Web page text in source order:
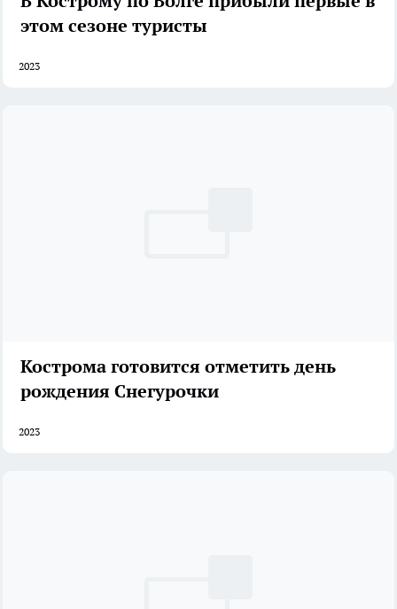
этом сезоне туристы
2023
Кострома готовится отметить день
рождения Снегурочки
2023